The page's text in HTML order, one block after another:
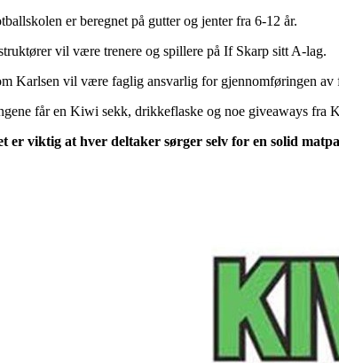
er beregnet på gutter og jenter fra 6-12 år.
vil være trenere og spillere på If Skarp sitt A-lag.
Karlsen vil være faglig ansvarlig for gjennomføringen
får en Kiwi sekk, drikkeflaske og noe giveaways
er viktig at hver deltaker sørger selv for en solid